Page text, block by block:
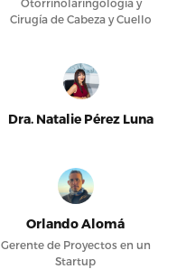
Otorrinolaringología y
Cirugía de Cabeza y Cuello
Dra. Natalie Pérez Luna
Orlando Alomá
Gerente de Proyectos en un
Startup